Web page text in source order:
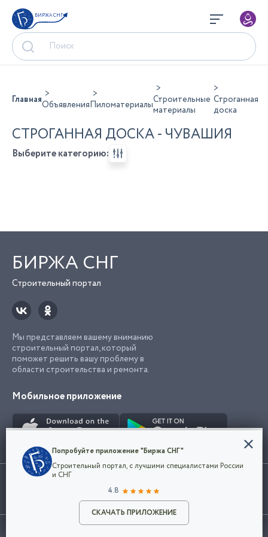
БИРЖА СНГ
Разместить объявление
ГлавнаяОбъявленияПиломатериалыСтроительные
материалы
Строганная
доска
СТРОГАННАЯ ДОСКА - ЧУВАШИЯ
Выберите категорию:
БИРЖА СНГ
Строительный портал
Мы представляем вашему вниманию
строительный портал, который
поможет решить вашу проблему в
области строительства и ремонта.
Мобильное приложение
Использование сайта, в том числе подача объявлений, означает
марки представленные на сайте являются собственностью их
©2026Биржа СНГ
Конфиденциальность
Мы используем файлы cookie, чтобы сделать
наш сайт удобным для каждого
Политикой конфиденциальности компании
и принимаете условия использования cookie.
Попробуйте приложение "Биржа СНГ"
Строительный портал, с лучшими специалистами России
и СНГ
4.8
СКАЧАТЬ ПРИЛОЖЕНИЕ